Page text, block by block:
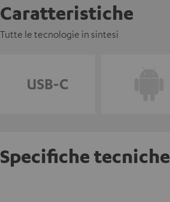
Caratteristiche
Tutte le tecnologie in sintesi
Specifiche tecniche